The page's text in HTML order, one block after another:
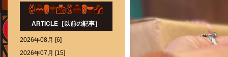
ARTICLE［以前の記事］
2026年08月 [6]
2026年07月 [15]